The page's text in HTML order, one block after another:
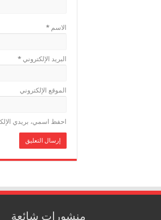
الاسم *
البريد الإلكتروني *
الموقع الإلكتروني
احفظ اسمي، بريدي
منشورات شائعة